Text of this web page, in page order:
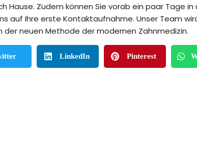
Hause. Zudem können Sie vorab ein paar Tage
auf Ihre erste Kontaktaufnahme. Unser Team
der neuen Methode der modernen Zahnmedizin.
LinkedIn Pinterest